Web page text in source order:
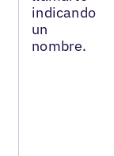
indicando
un
nombre.